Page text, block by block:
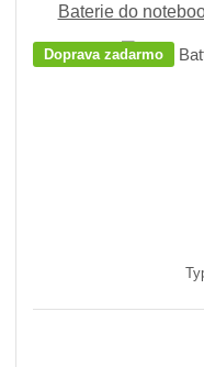
Baterie do
Doprava zadarmo